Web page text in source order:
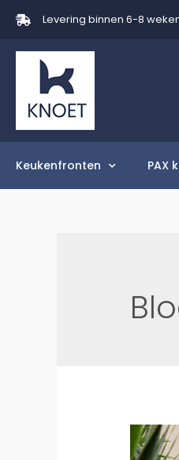
Levering binnen 6-8
Keukenfronten PAX